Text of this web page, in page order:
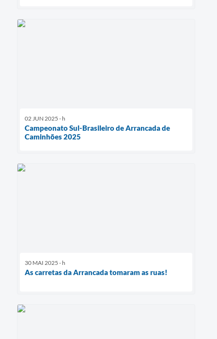
02 JUN 2025 - h
Campeonato Sul-Brasileiro de Arrancada de
Caminhões 2025
30 MAI 2025 - h
As carretas da Arrancada tomaram as ruas!